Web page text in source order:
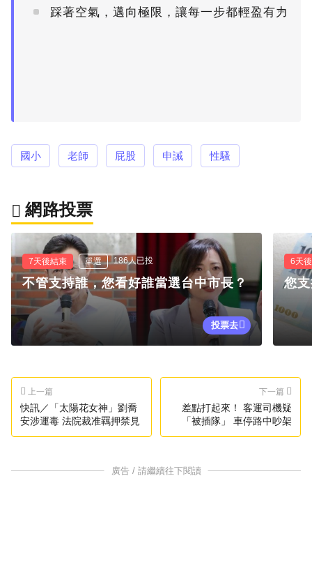
踩著空氣，邁向極限，讓每一步都輕盈有力
PR
國小 老師 屁股 申誡 性騷
網路投票
7天後結束 單選 186人已投
不管支持誰，您看好誰當選台中市長？
投票去
6天
您
上一篇
快訊／「太陽花女神」劉喬
安涉運毒 法院裁准羈押禁見
下一篇
差點打起來！ 客運司機疑
「被插隊」 車停路中吵架
廣告 / 請繼續往下閱讀